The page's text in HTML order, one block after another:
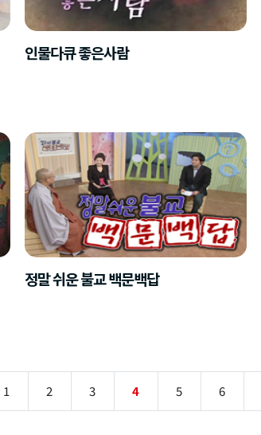
인물다큐 좋은사람
정말 쉬운 불교 백문백답
1 2 3 4 5 6